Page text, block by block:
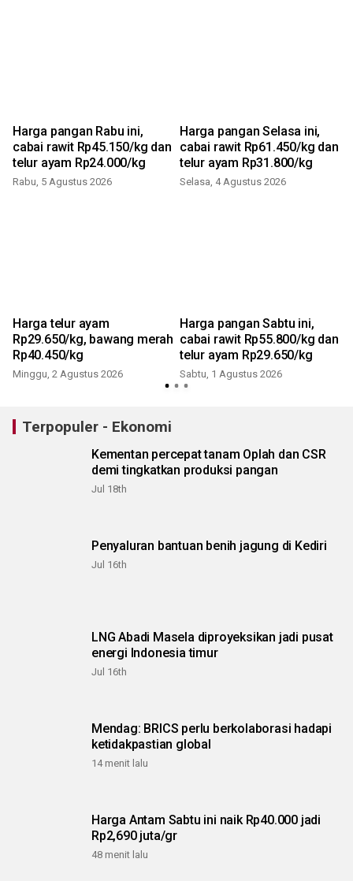
Harga pangan Rabu ini,
cabai rawit Rp45.150/kg dan
telur ayam Rp24.000/kg
Rabu, 5 Agustus 2026
Harga pangan Selasa ini,
cabai rawit Rp61.450/kg dan
telur ayam Rp31.800/kg
Selasa, 4 Agustus 2026
Harga telur ayam
Rp29.650/kg, bawang merah
Rp40.450/kg
Minggu, 2 Agustus 2026
Harga pangan Sabtu ini,
cabai rawit Rp55.800/kg dan
telur ayam Rp29.650/kg
Sabtu, 1 Agustus 2026
Terpopuler - Ekonomi
Kementan percepat tanam Oplah dan CSR
demi tingkatkan produksi pangan
Jul 18th
Penyaluran bantuan benih jagung di Kediri
Jul 16th
LNG Abadi Masela diproyeksikan jadi pusat
energi Indonesia timur
Jul 16th
Mendag: BRICS perlu berkolaborasi hadapi
ketidakpastian global
14 menit lalu
Harga Antam Sabtu ini naik Rp40.000 jadi
Rp2,690 juta/gr
48 menit lalu